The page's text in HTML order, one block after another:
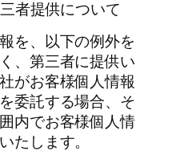
者提供について
を、以下の例外を
、第三者に提供い
がお客様個人情報
委託する場合、そ
内でお客様個人情
たします。